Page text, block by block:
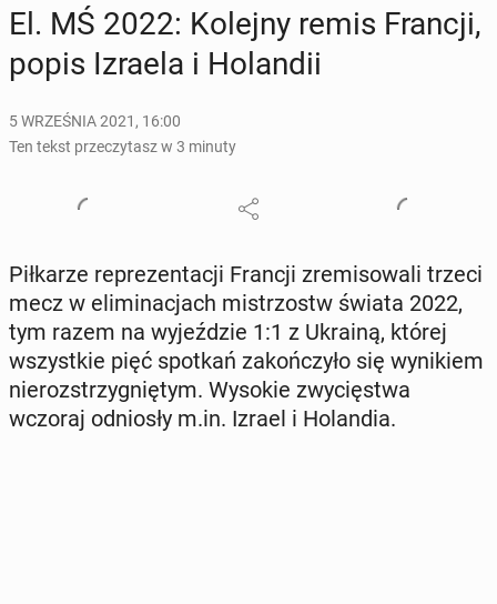
El. MŚ 2022: Kolejny remis Francji,
popis Izraela i Ho­lan­dii
5 WRZEŚNIA 2021, 16:00
Ten tekst przeczytasz w 3 minuty
Pił­ka­rze re­pre­zen­ta­cji Francji zre­mi­so­wa­li trzeci
mecz w eli­mi­na­cjach mi­strzostw świata 2022,
tym razem na wy­jeź­dzie 1:1 z Ukrainą, której
wszyst­kie pięć spotkań za­koń­czy­ło się wy­ni­kiem
nie­roz­strzy­gnię­tym. Wysokie zwy­cię­stwa
wczoraj od­nio­sły m.in. Izrael i Ho­lan­dia.